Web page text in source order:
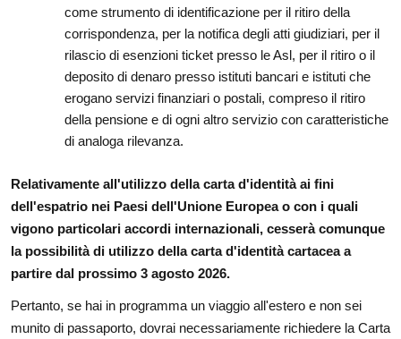
come strumento di identificazione per il ritiro della
corrispondenza, per la notifica degli atti giudiziari, per il
rilascio di esenzioni ticket presso le Asl, per il ritiro o il
deposito di denaro presso istituti bancari e istituti che
erogano servizi finanziari o postali, compreso il ritiro
della pensione e di ogni altro servizio con caratteristiche
di analoga rilevanza.
Relativamente all'utilizzo della carta d'identità ai fini
dell'espatrio nei Paesi dell'Unione Europea o con i quali
vigono particolari accordi internazionali, cesserà comunque
la possibilità di utilizzo della carta d'identità cartacea a
partire dal prossimo 3 agosto 2026.
Pertanto, se hai in programma un viaggio all'estero e non sei
munito di passaporto, dovrai necessariamente richiedere la Carta